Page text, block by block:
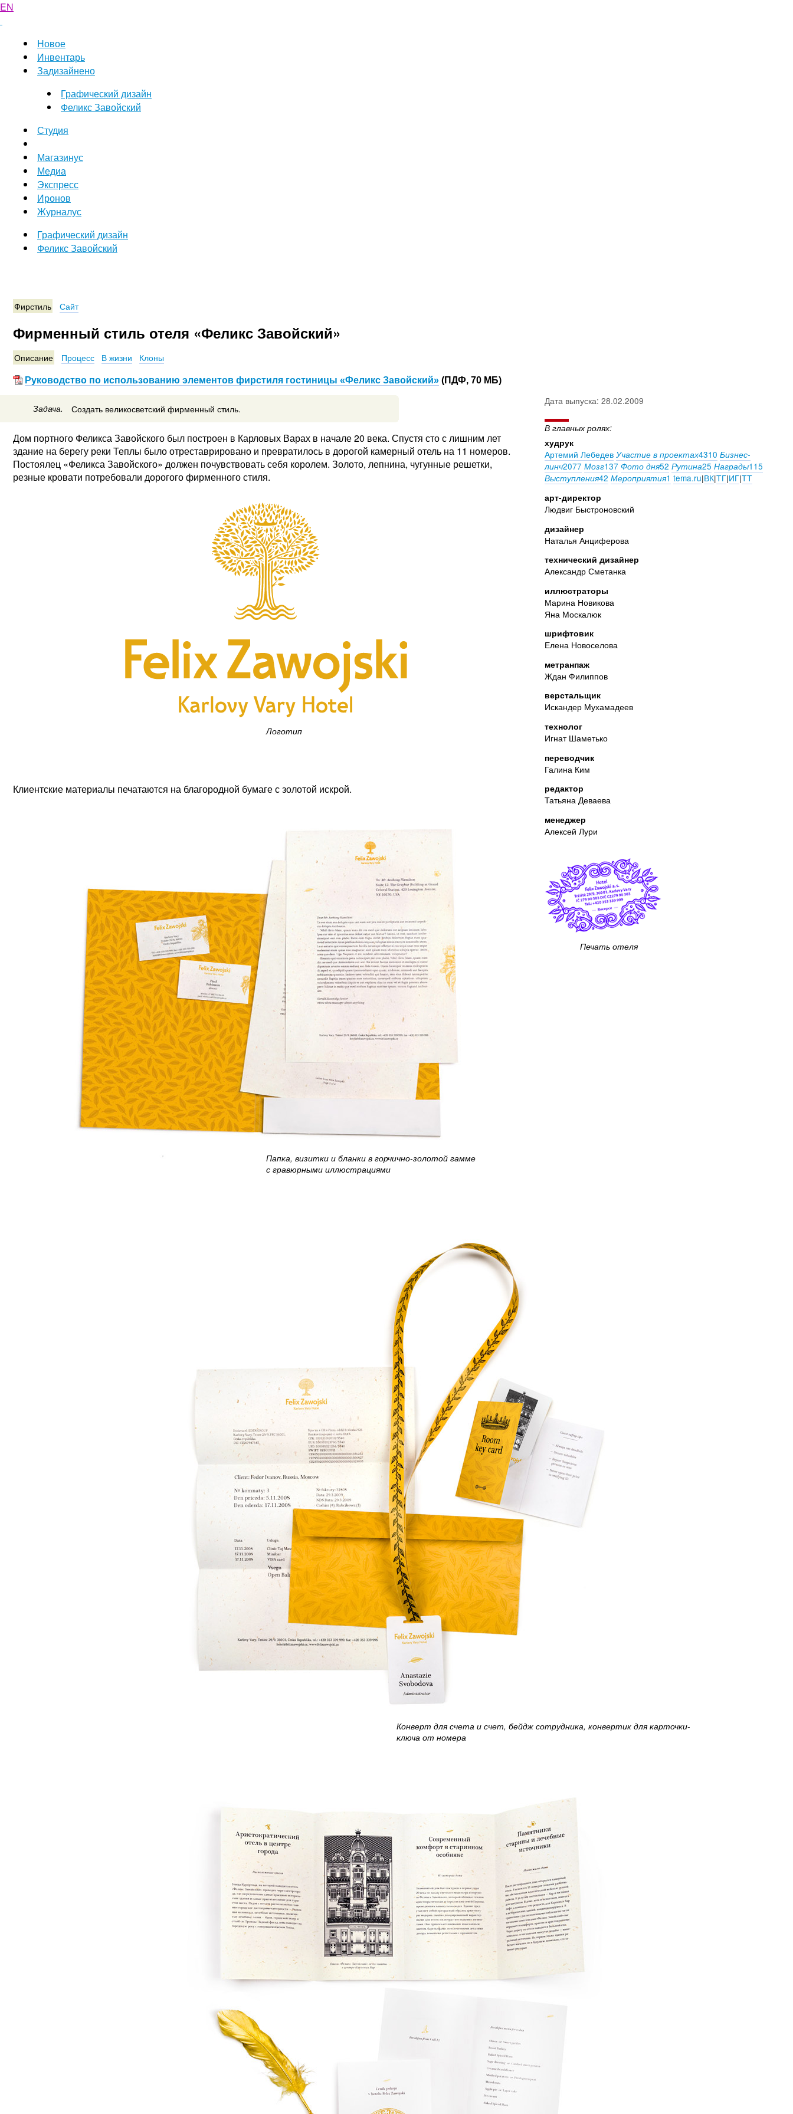
EN
Новое
Инвентарь
Задизайнено
Графический дизайн
Феликс Завойский
Студия
Магазинус
Медиа
Экспресс
Иронов
Журналус
Графический дизайн
Феликс Завойский
Фирстиль Сайт
Фирменный стиль отеля «Феликс Завойский»
Описание Процесс В жизни Клоны
Руководство по использованию элементов фирстиля гостиницы «Феликс Завойский» (ПДФ, 70 МБ)
Задача. Создать великосветский фирменный стиль.
Дом портного Феликса Завойского был построен в Карловых Варах в начале 20 века. Спустя сто с лишним лет
здание на берегу реки Теплы было отреставрировано и превратилось в дорогой камерный отель на 11 номеров.
Постоялец «Феликса Завойского» должен почувствовать себя королем. Золото, лепнина, чугунные решетки,
резные кровати потребовали дорогого фирменного стиля.
Логотип
Клиентские материалы печатаются на благородной бумаге с золотой искрой.
Папка, визитки и бланки в горчично-золотой гамме
с гравюрными иллюстрациями
Дата выпуска: 28.02.2009
В главных ролях:
худрук
Артемий Лебедев Участие в проектах4310 Бизнес-
линч2077 Мозг137 Фото дня52 Рутина25 Награды115
Выступления42 Мероприятия1 tema.ru|ВК|ТГ|ИГ|ТТ
арт-директор
Людвиг Быстроновский
дизайнер
Наталья Анциферова
технический дизайнер
Александр Сметанка
иллюстраторы
Марина Новикова
Яна Москалюк
шрифтовик
Елена Новоселова
метранпаж
Ждан Филиппов
верстальщик
Искандер Мухамадеев
технолог
Игнат Шаметько
переводчик
Галина Ким
редактор
Татьяна Деваева
менеджер
Алексей Лури
Печать отеля
Конверт для счета и счет, бейдж сотрудника, конвертик для карточки-
ключа от номера